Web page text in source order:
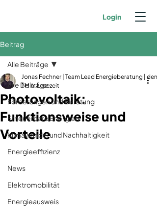
Login
Beitrag
Alle Beiträge
Förderungen und Beratung
Erneuerbare Energien
Klimawandel und Nachhaltigkeit
Energieeffizienz
News
Elektromobilität
Energieausweis
Alle Beiträge
Photovoltaik:
Funktionsweise und
Vorteile
Jonas Fechner | Team Lead Energieberatung |
1 Min. Lesezeit